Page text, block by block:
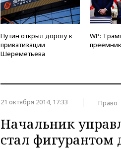
Путин открыл дорогу к
приватизации
Шереметьева
WP:
21 октября 2014, 17:33 Право
Начальник
стал фигурантом